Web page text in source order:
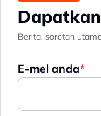
Berita, sorotan
E-mel anda